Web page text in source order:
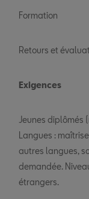
Formation
Retours et
Exigences
Jeunes diplômés
Langues :
autres langues,
demandée.
étrangers.